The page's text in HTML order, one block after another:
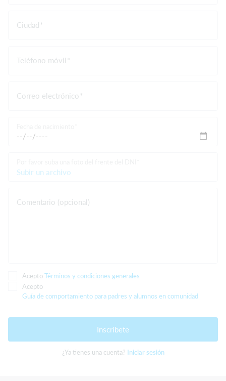
Ciudad
Teléfono móvil
Correo electrónico
Subir un archivo
Comentario (opcional)
AceptoTérminos y condiciones generales
Acepto
Guía de comportamiento para padres y alumnos en comunidad
Inscríbete
¿Ya tienes una cuenta? Iniciar sesión